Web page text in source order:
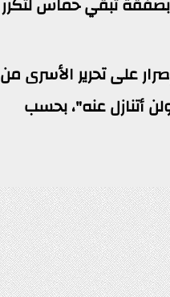
على تحرير الأسرى من
أتنازل عنه"، بحسب